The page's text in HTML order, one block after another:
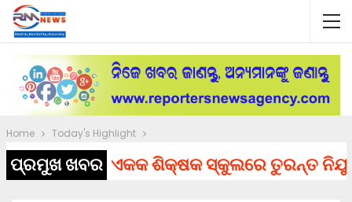
Home Today's Highlight
ପ୍ରମୁଖ ଖବରଏକକ ଶିକ୍ଷକ ସ୍କୁଲରେ ତୁରନ୍ତ ନିଯୁକ୍ତ